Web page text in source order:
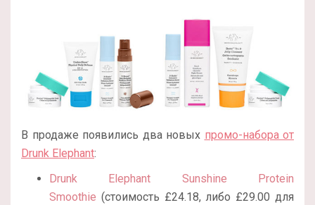
В продаже появились два новых промо-набора от
Drunk Elephant:
Drunk Elephant Sunshine Protein
Smoothie (стоимость £24.18, либо £29.00 для